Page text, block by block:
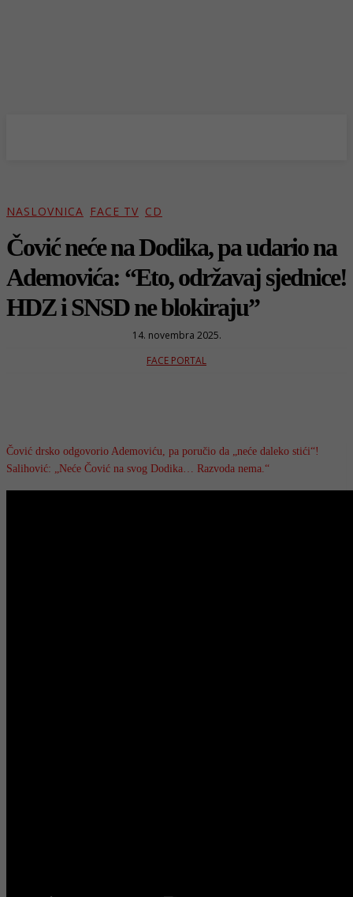
NASLOVNICA FACE TV CD
Čović neće na Dodika, pa udario na
Ademovića: “Eto, održavaj sjednice!
HDZ i SNSD ne blokiraju”
14. novembra 2025.
FACE PORTAL
Čović drsko odgovorio Ademoviću, pa poručio da „neće daleko stići“!
Salihović: „Neće Čović na svog Dodika… Razvoda nema.“